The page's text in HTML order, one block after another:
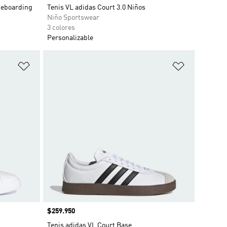
Tenis VL adidas Court 3.0 Niños
Niño Sportswear
3 colores
Personalizable
Precio
$259.950
Tenis adidas VL Court Base